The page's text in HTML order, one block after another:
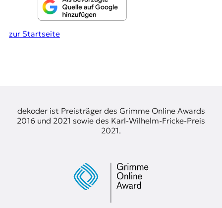
zur Startseite
dekoder ist Preisträger des Grimme Online Awards
2016 und 2021 sowie des Karl-Wilhelm-Fricke-Preis
2021.